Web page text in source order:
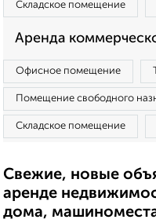
Складское помещение
Аренда
Офисное помещение
Помещение свободного
Складское помещение
Свежие, новые
аренде
дома,